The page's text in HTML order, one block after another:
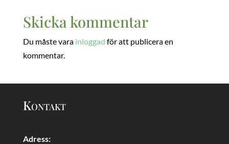
Skicka kommentar
Du måste vara inloggad för att publicera en
kommentar.
Kontakt
Adress: